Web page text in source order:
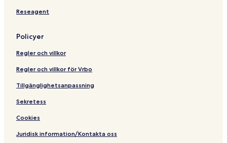
Reseagent
Policyer
Regler och villkor
Regler och villkor för Vrbo
Tillgänglighetsanpassning
Sekretess
Cookies
Juridisk information/Kontakta oss